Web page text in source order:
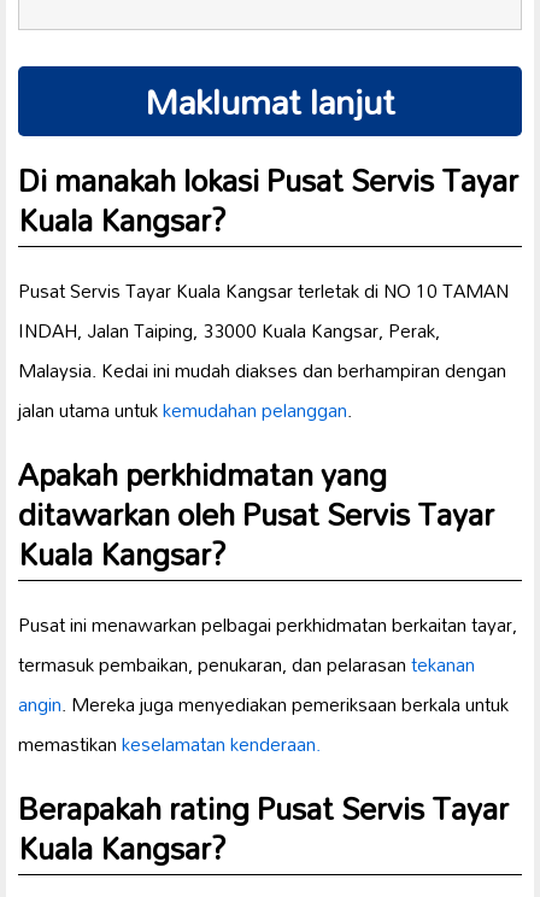
Maklumat lanjut
Di manakah lokasi Pusat Servis Tayar
Kuala Kangsar?
Pusat Servis Tayar Kuala Kangsar terletak di NO 10 TAMAN
INDAH, Jalan Taiping, 33000 Kuala Kangsar, Perak,
Malaysia. Kedai ini mudah diakses dan berhampiran dengan
jalan utama untukkemudahan pelanggan.
Apakah perkhidmatan yang
ditawarkan oleh Pusat Servis Tayar
Kuala Kangsar?
Pusat ini menawarkan pelbagai perkhidmatan berkaitan tayar,
termasuk pembaikan, penukaran, dan pelarasantekanan
angin. Mereka juga menyediakan pemeriksaan berkala untuk
memastikankeselamatan kenderaan.
Berapakah rating Pusat Servis Tayar
Kuala Kangsar?